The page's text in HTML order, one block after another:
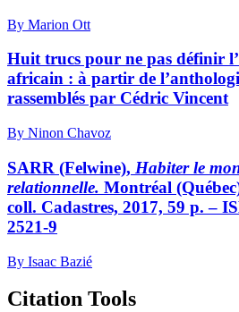
By Marion Ott
Huit trucs pour ne pas définir
africain : à partir de
rassemblés par Cédric Vincent
By Ninon Chavoz
SARR (Felwine), Habiter le
relationnelle. Montréal
coll. Cadastres, 2017, 59 p. –
2521-9
By Isaac Bazié
Citation Tools